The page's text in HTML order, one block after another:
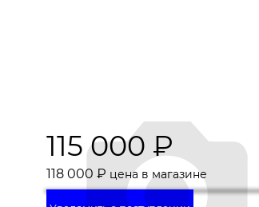
115 000 ₽
118 000 ₽ цена в магазине